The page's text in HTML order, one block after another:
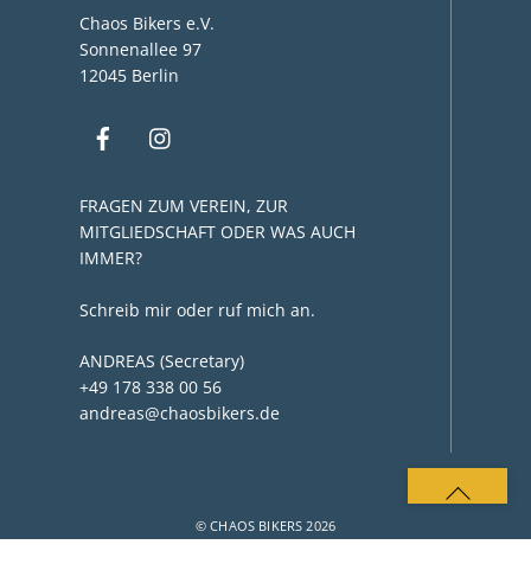
BACK
TO
TOP
Chaos Bikers e.V.
Sonnenallee 97
12045 Berlin
FRAGEN ZUM VEREIN, ZUR
MITGLIEDSCHAFT ODER WAS AUCH
IMMER?
Schreib mir oder ruf mich an.
ANDREAS (Secretary)
+49 178 338 00 56
andreas@chaosbikers.de
© CHAOS BIKERS 2026